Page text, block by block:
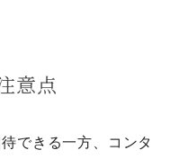
意点
できる一方、コンタ